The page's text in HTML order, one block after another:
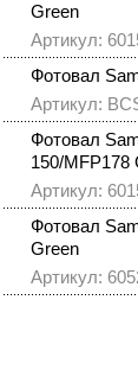
Green
Артикул:
Фотовал
Артикул:
Фотовал
150/MFP178
Артикул:
Фотовал
Green
Артикул: